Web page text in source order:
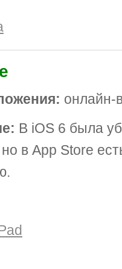
онлайн-
В iOS 6 была
в App Store